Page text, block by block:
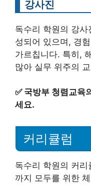
강사진
독수리 학원의 강
성되어 있으며, 경
가르칩니다. 특히,
많아 실무 위주의
✅ 국방부 청렴교육
세요.
커리큘럼
독수리 학원의 커
까지 모두를 위한